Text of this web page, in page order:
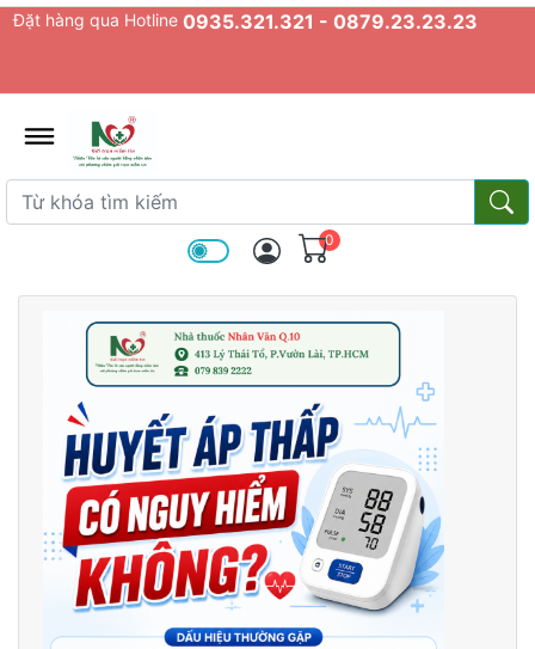
Đặt hàng qua Hotline 0935.321.321 - 0879.23.23.23
Từ khóa tìm kiếm
Từ
0